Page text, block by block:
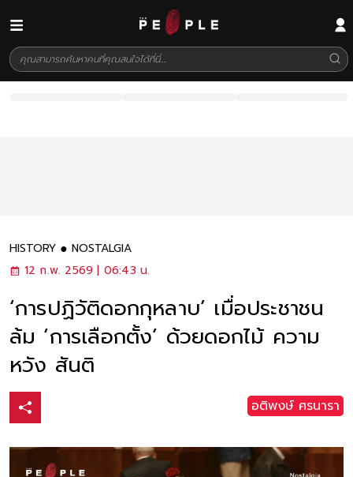
HISTORY
NOSTALGIA
12 ก.พ. 2569 | 06:43 น.
‘การปฏิวัติดอกกุหลาบ’ เมื่อประชาชน
ล้ม ‘การเลือกตั้ง’ ด้วยดอกไม้ ความ
หวัง สันติ
อติพงษ์ ศรนารา